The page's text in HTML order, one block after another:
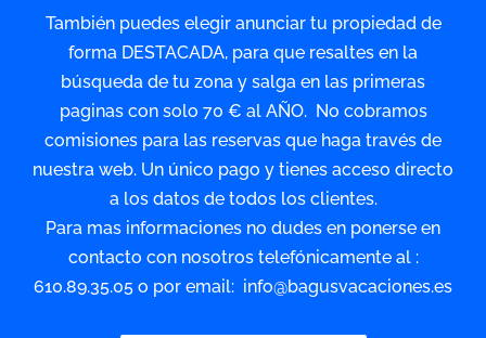
También puedes elegir anunciar tu propiedad de
forma DESTACADA, para que resaltes en la
búsqueda de tu zona y salga en las primeras
paginas con solo 70 € al AÑO. No cobramos
comisiones para las reservas que haga través de
nuestra web. Un único pago y tienes acceso directo
a los datos de todos los clientes.
Para mas informaciones no dudes en ponerse en
contacto con nosotros telefónicamente al :
610.89.35.05 o por email: info@bagusvacaciones.es